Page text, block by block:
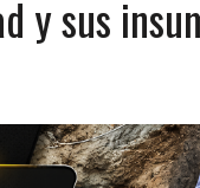
y sus